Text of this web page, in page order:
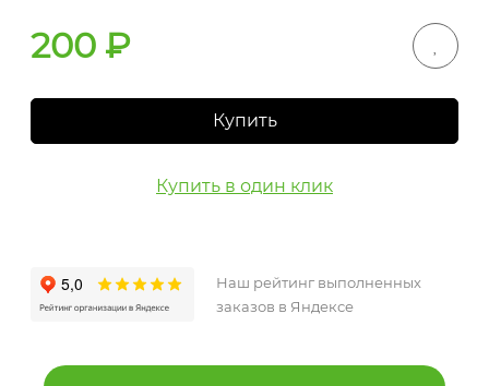
200 ₽
Купить
Купить в один клик
Наш рейтинг выполненных
заказов в Яндексе